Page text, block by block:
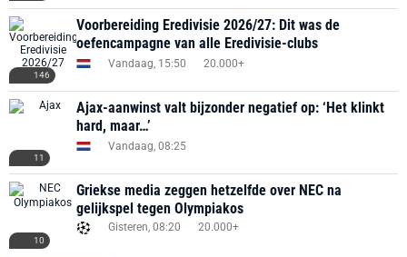
146
Voorbereiding Eredivisie 2026/27: Dit was de
oefencampagne van alle Eredivisie-clubs
Vandaag, 15:50 20.000+
11
Ajax-aanwinst valt bijzonder negatief op: ‘Het klinkt
hard, maar…’
Vandaag, 08:25
10
Griekse media zeggen hetzelfde over NEC na
gelijkspel tegen Olympiakos
Gisteren, 08:20 20.000+